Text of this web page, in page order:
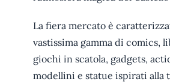
La fiera mercato è
vastissima gamma di comics,
giochi in scatola, gadgets,
modellini e statue ispirati alla